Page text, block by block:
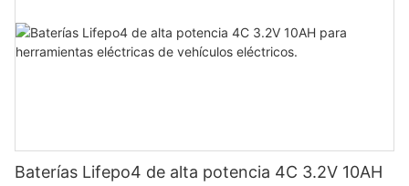
Baterías Lifepo4 de alta potencia 4C 3.2V 10AH